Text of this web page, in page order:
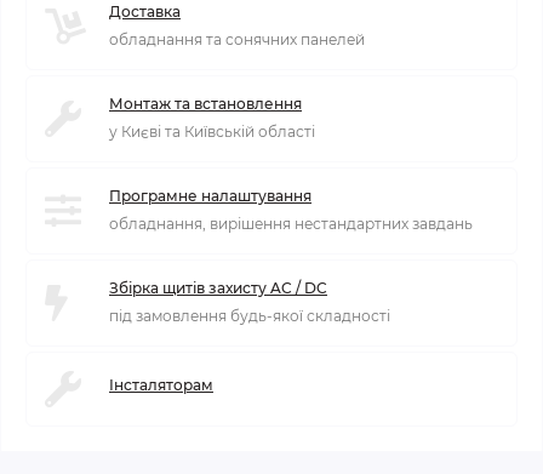
Доставка
обладнання та сонячних панелей
Монтаж та встановлення
у Києві та Київській області
Програмне налаштування
обладнання, вирішення нестандартних завдань
Збірка щитів захисту AC / DC
під замовлення будь-якої складності
Інсталяторам